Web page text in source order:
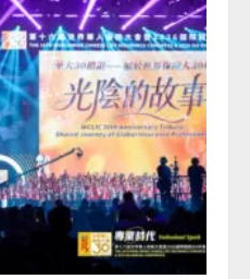
、MCP接続機能を強化
ら設定操作できる機能を
07/13:53:50
企業のAI導入・活用に関
】AIを組織として導入で
企業は26.8％。AI導入企
％が、自社でのAI導入・